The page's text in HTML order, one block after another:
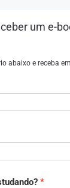
um e-
abaixo e receba